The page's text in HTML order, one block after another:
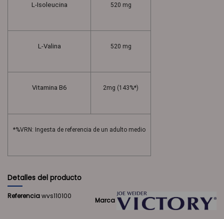
L-Isoleucina 520 mg
L-Valina 520 mg
Vitamina B6 2mg (143%*)
*%VRN: Ingesta de referencia de un adulto medio
Detalles del producto
Marca
Referenciawvs110100